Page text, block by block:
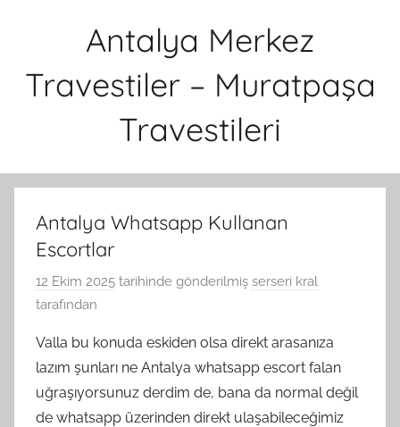
Antalya Merkez
Travestiler – Muratpaşa
Travestileri
Antalya Whatsapp Kullanan
Escortlar
12 Ekim 2025 tarihinde gönderilmiş serseri kral
tarafından
Valla bu konuda eskiden olsa direkt arasanıza
lazım şunları ne Antalya whatsapp escort falan
uğraşıyorsunuz derdim de, bana da normal değil
de whatsapp üzerinden direkt ulaşabileceğimiz